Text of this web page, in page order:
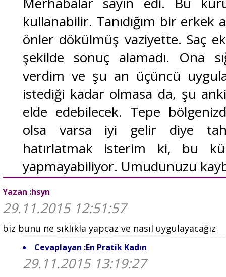
kullanabilir. Tanıdığım bir erkek
önler dökülmüş vaziyette. Saç
şekilde sonuç alamadı. Ona
verdim ve şu an üçüncü
istediği kadar olmasa da, şu
elde edebilecek. Tepe
olsa varsa iyi gelir diye
hatırlatmak isterim ki, bu
yapmayabiliyor. Umudunuzu
Yazan :hsyn
29.11.2015 12:51:57
biz bunu ne sıklıkla yapcaz ve nasıl uygulayacağız
Cevaplayan :En Pratik Kadın
29.11.2015 13:19:27